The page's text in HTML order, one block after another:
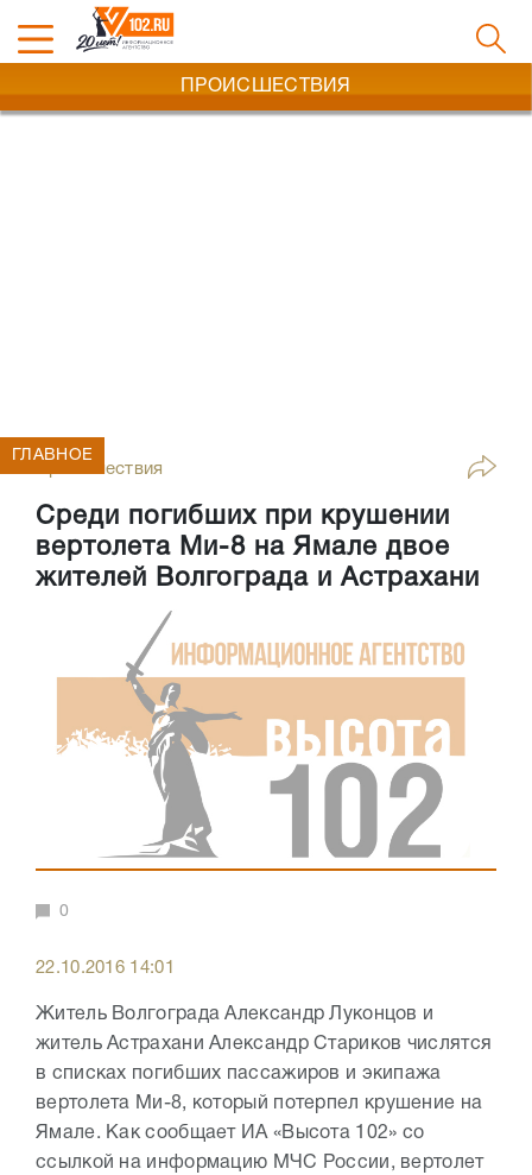
ПРОИСШЕСТВИЯ
Происшествия
Среди погибших при крушении
вертолета Ми-8 на Ямале двое
жителей Волгограда и Астрахани
ГЛАВНОЕ
0
22.10.2016 14:01
Житель Волгограда Александр Луконцов и
житель Астрахани Александр Стариков числятся
в списках погибших пассажиров и экипажа
вертолета Ми-8, который потерпел крушение на
Ямале. Как сообщает ИА «Высота 102» со
ссылкой на информацию МЧС России, вертолет